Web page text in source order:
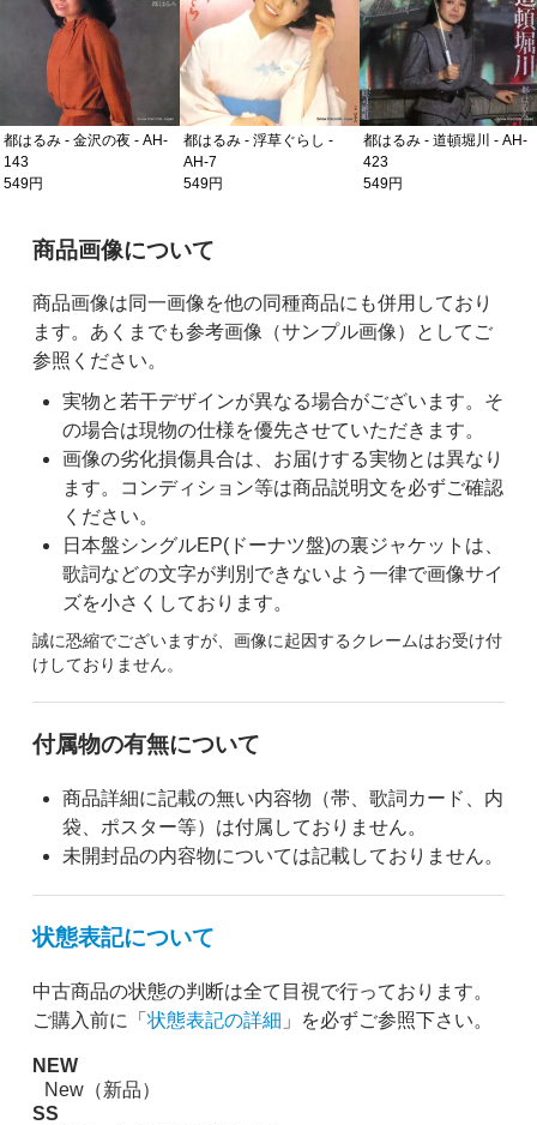
都はるみ - 金沢の夜 - AH-
143
549円
都はるみ - 浮草ぐらし -
AH-7
549円
都はるみ - 道頓堀川 - AH-
423
549円
ご購入前の注意事項
商品画像について
商品画像は同一画像を他の同種商品にも併用しており
ます。あくまでも参考画像（サンプル画像）としてご
参照ください。
実物と若干デザインが異なる場合がございます。そ
の場合は現物の仕様を優先させていただきます。
画像の劣化損傷具合は、お届けする実物とは異なり
ます。コンディション等は商品説明文を必ずご確認
ください。
日本盤シングルEP(ドーナツ盤)の裏ジャケットは、
歌詞などの文字が判別できないよう一律で画像サイ
ズを小さくしております。
誠に恐縮でございますが、画像に起因するクレームはお受け付
けしておりません。
付属物の有無について
商品詳細に記載の無い内容物（帯、歌詞カード、内
袋、ポスター等）は付属しておりません。
未開封品の内容物については記載しておりません。
状態表記について
中古商品の状態の判断は全て目視で行っております。
ご購入前に「 状態表記の詳細 」を必ずご参照下さい。
NEW
New（新品）
SS